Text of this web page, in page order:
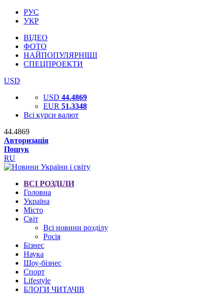
РУС
УКР
ВІДЕО
ФОТО
НАЙПОПУЛЯРНІШІ
СПЕЦПРОЕКТИ
USD
USD 44.4869
EUR 51.3348
Всі курси валют
44.4869
Авторизація
Пошук
RU
ВСІ РОЗДІЛИ
Головна
Україна
Місто
Світ
Всі новини розділу
Росія
Бізнес
Наука
Шоу-бізнес
Спорт
Lifestyle
БЛОГИ ЧИТАЧІВ